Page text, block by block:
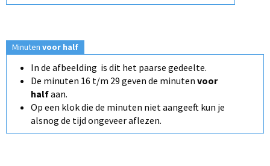
Minuten voor half
In de afbeelding is dit het paarse gedeelte.
De minuten 16 t/m 29 geven de minuten voor
halfaan.
Op een klok die de minuten niet aangeeft kun je
alsnog de tijd ongeveer aflezen.